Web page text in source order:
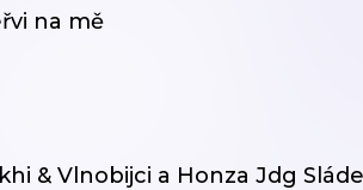
na mě
& Vlnobijci a Honza Jdg